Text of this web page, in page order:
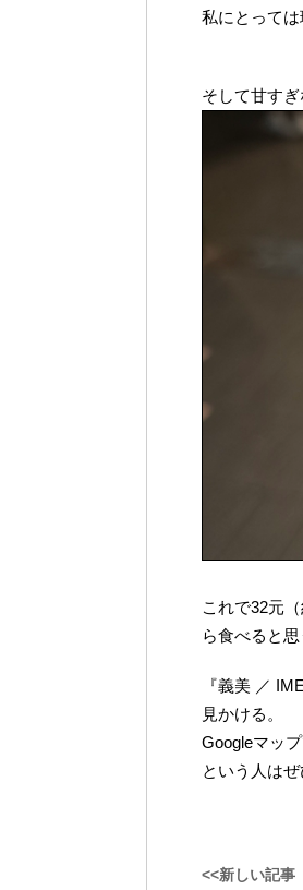
私にとっては
そして甘す
これで32元
ら食べると
『義美 ／
見かける。
Googleマッ
という人はぜ
<<新しい記事